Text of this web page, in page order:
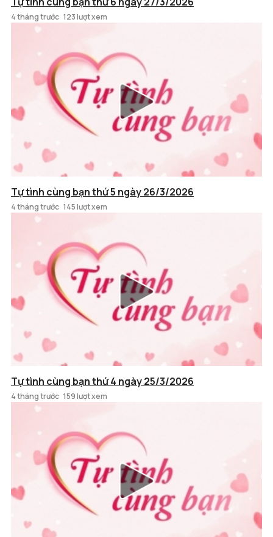
4 tháng trước 123 lượt xem
Tự tình cùng bạn thứ 5 ngày 26/3/2026
4 tháng trước 145 lượt xem
Tự tình cùng bạn thứ 4 ngày 25/3/2026
4 tháng trước 159 lượt xem